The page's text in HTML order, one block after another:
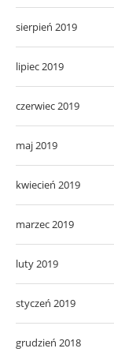
sierpień 2019
lipiec 2019
czerwiec 2019
maj 2019
kwiecień 2019
marzec 2019
luty 2019
styczeń 2019
grudzień 2018